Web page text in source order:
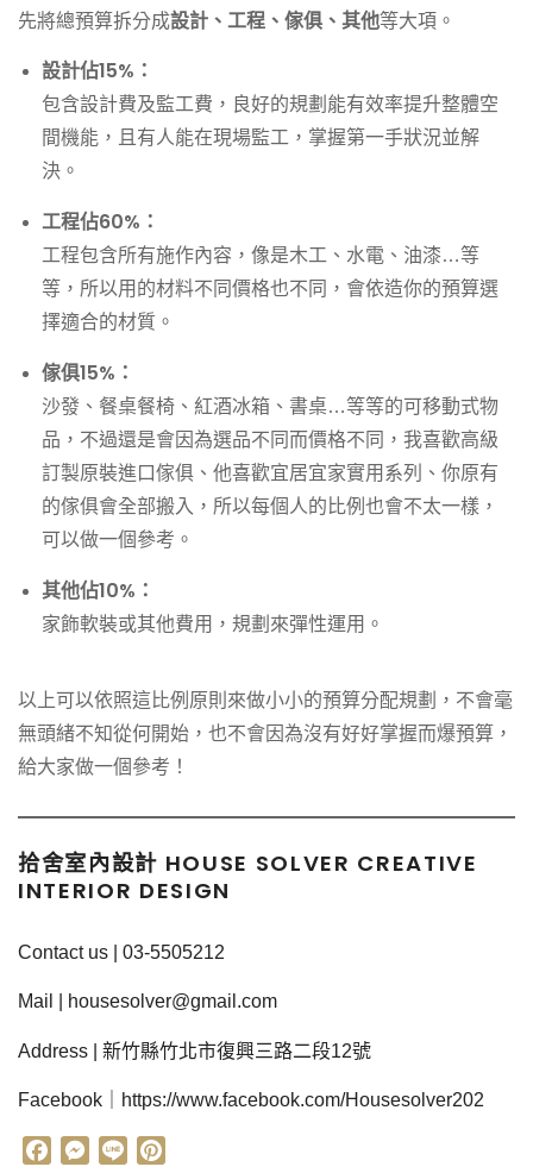
先將總預算拆分成設計、工程、傢俱、其他等大項。
設計佔15%：
包含設計費及監工費，良好的規劃能有效率提升整體空
間機能，且有人能在現場監工，掌握第一手狀況並解
決。
工程佔60%：
工程包含所有施作內容，像是木工、水電、油漆…等
等，所以用的材料不同價格也不同，會依造你的預算選
擇適合的材質。
傢俱15%：
沙發、餐桌餐椅、紅酒冰箱、書桌…等等的可移動式物
品，不過還是會因為選品不同而價格不同，我喜歡高級
訂製原裝進口傢俱、他喜歡宜居宜家實用系列、你原有
的傢俱會全部搬入，所以每個人的比例也會不太一樣，
可以做一個參考。
其他佔10%：
家飾軟裝或其他費用，規劃來彈性運用。
以上可以依照這比例原則來做小小的預算分配規劃，不會毫
無頭緒不知從何開始，也不會因為沒有好好掌握而爆預算，
給大家做一個參考！
拾舍室內設計 HOUSE SOLVER CREATIVE
INTERIOR DESIGN
Contact us | 03-5505212
Mail | housesolver@gmail.com
Address | 新竹縣竹北市復興三路二段12號
Facebook｜https://www.facebook.com/Housesolver202
M